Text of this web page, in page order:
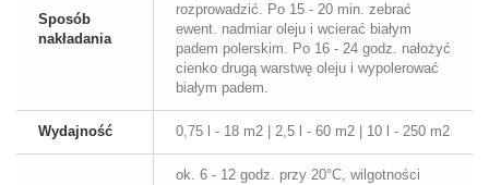
Sposób
nakładania
rozprowadzić. Po 15 - 20 min. zebrać
ewent. nadmiar oleju i wcierać białym
padem polerskim. Po 16 - 24 godz. nałożyć
cienko drugą warstwę oleju i wypolerować
białym padem.
Wydajność 0,75 l - 18 m2 | 2,5 l - 60 m2 | 10 l - 250 m2
ok. 6 - 12 godz. przy 20°C, wilgotności